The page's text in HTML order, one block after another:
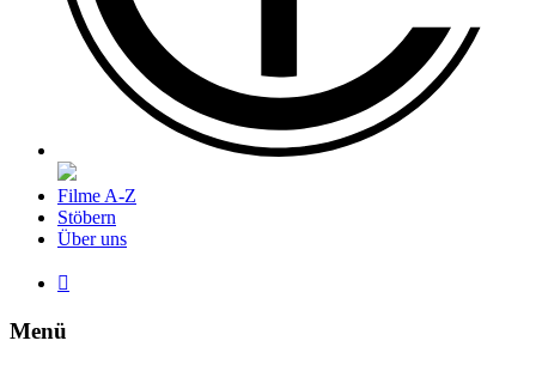
Filme A-Z
Stöbern
Über uns

Menü